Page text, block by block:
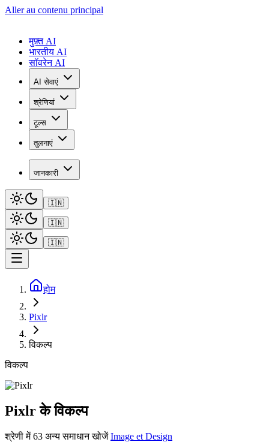
Aller au contenu principal
मुफ़्त AI
भारतीय AI
सॉवरेन AI
AI सेवाएं
श्रेणियां
टूल्स
तुलनाएं
जानकारी
🇮🇳
🇮🇳
🇮🇳
होम
Pixlr
विकल्प
विकल्प
Pixlr के विकल्प
श्रेणी में 63 अन्य समाधान खोजें Image et Design